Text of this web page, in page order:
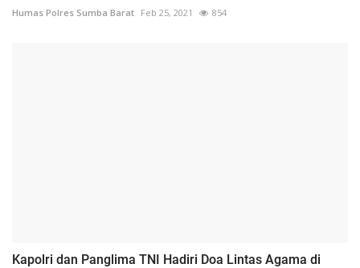
Humas Polres Sumba Barat Feb 25, 2021 854
Kapolri dan Panglima TNI Hadiri Doa Lintas Agama di